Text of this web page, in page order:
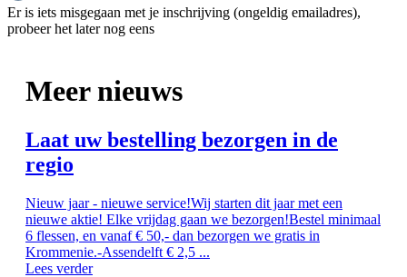
Er is iets misgegaan met je inschrijving (ongeldig emailadres),
probeer het later nog eens
Meer nieuws
Laat uw bestelling bezorgen in de
regio
Nieuw jaar - nieuwe service!Wij starten dit jaar met een
nieuwe aktie! Elke vrijdag gaan we bezorgen!Bestel minimaal
6 flessen, en vanaf € 50,- dan bezorgen we gratis in
Krommenie.-Assendelft € 2,5 ...
Lees verder